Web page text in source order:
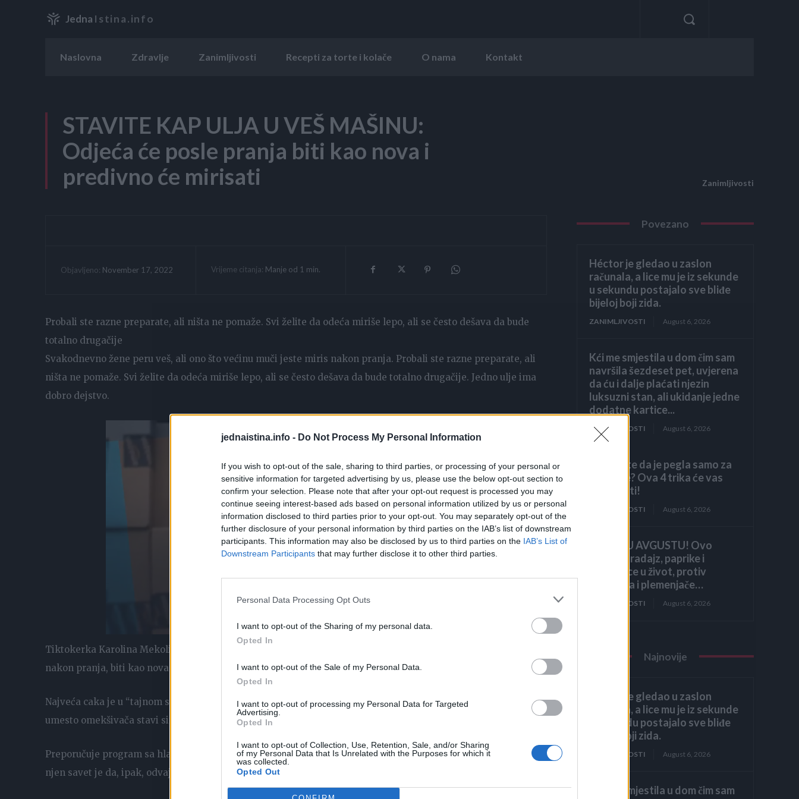
jednaistina.info - Do Not Process My Personal Information
If you wish to opt-out of the sale, sharing to third parties, or processing of your personal or
sensitive information for targeted advertising by us, please use the below opt-out section to
confirm your selection. Please note that after your opt-out request is processed you may
continue seeing interest-based ads based on personal information utilized by us or personal
information disclosed to third parties prior to your opt-out. You may separately opt-out of the
further disclosure of your personal information by third parties on the IAB’s list of downstream
participants. This information may also be disclosed by us to third parties on the IAB’s List of
Downstream Participants that may further disclose it to other third parties.
Personal Data Processing Opt Outs
I want to opt-out of the Sharing of my personal data.
Opted In
I want to opt-out of the Sale of my Personal Data.
Opted In
I want to opt-out of processing my Personal Data for Targeted
Advertising.
Opted In
I want to opt-out of Collection, Use, Retention, Sale, and/or Sharing
of my Personal Data that Is Unrelated with the Purposes for which it
was collected.
Opted Out
Jedna Istina.info
Naslovna Zdravlje Zanimljivosti Recepti za torte i kolače O nama Kontakt
STAVITE KAP ULJA U VEŠ MAŠINU:
Odjeća će posle pranja biti kao nova i
predivno će mirisati
Zanimljivosti
Objavljeno: November 17, 2022 Vrijeme citanja: Manje od 1 min.
Probali ste razne preparate, ali ništa ne pomaže. Svi želite da odeća miriše lepo, ali se često dešava da bude
totalno drugačije
Svakodnevno žene peru veš, ali ono što većinu muči jeste miris nakon pranja. Probali ste razne preparate, ali
ništa ne pomaže. Svi želite da odeća miriše lepo, ali se često dešava da bude totalno drugačije. Jedno ulje ima
dobro dejstvo.
Tiktokerka Karolina Mekoli, iz Australije podelila je na internetu savete i trikove uz pomoć kojih će odeća,
nakon pranja, biti kao nova.
Najveća caka je u “tajnom sastojku” koji ona stavlja u mašinu – ulje eukaliptusa. Njega dodaje nakon što
umesto omekšivača stavi sirće jer će odeća tako duže biti sveža.
Preporučuje program sa hladnom vodom tokom pranja odeće u boji kako bi sačuvali svežinu boje. I takođe,
njen savet je da, ipak, odvajate tamnu od svetle odeće i obrnuto, kao i odeću različitog materijala.
Povezano
Héctor je gledao u zaslon
računala, a lice mu je iz sekunde
u sekundu postajalo sve bliđe
bijeloj boji zida.
ZANIMLJIVOSTI August 6, 2026
Kći me smjestila u dom čim sam
navršila šezdeset pet, uvjerena
da ću i dalje plaćati njezin
luksuzni stan, ali ukidanje jedne
dodatne kartice...
ZANIMLJIVOSTI August 6, 2026
Mislite da je pegla samo za
peglanje? Ova 4 trika će vas
iznenaditi!
ZANIMLJIVOSTI August 6, 2026
HITNO U AVGUSTU! Ovo
vraća paradajz, paprike i
krastavce u život, protiv
štetočina i plemenjače…
ZANIMLJIVOSTI August 6, 2026
Najnovije
Héctor je gledao u zaslon
računala, a lice mu je iz sekunde
u sekundu postajalo sve bliđe
bijeloj boji zida.
ZANIMLJIVOSTI August 6, 2026
Kći me smjestila u dom čim sam